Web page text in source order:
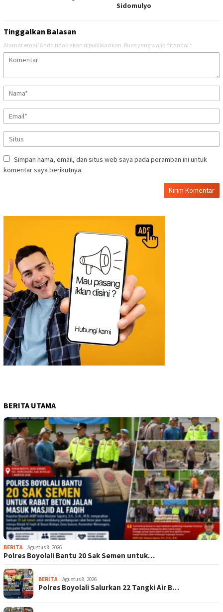
Sidomulyo
Tinggalkan Balasan
Alamat email Anda tidak akan dipublikasikan. Ruas yang wajib ditandai *
Simpan nama, email, dan situs web saya pada peramban ini untuk
komentar saya berikutnya.
BERITA UTAMA
BERITA Agustus 8, 2026
Polres Boyolali Bantu 20 Sak Semen untuk…
BERITA Agustus 8, 2026
Polres Boyolali Salurkan 22 Tangki Air B…